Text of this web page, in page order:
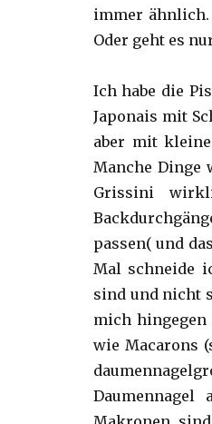
immer ähnlich.
Oder geht es
Ich habe die
Japonais mit
aber mit
Manche Dinge
Grissini
passen( und
Mal schneide
sind und nicht
mich
wie Macarons